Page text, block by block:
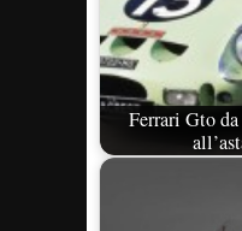
Ferrari Gto